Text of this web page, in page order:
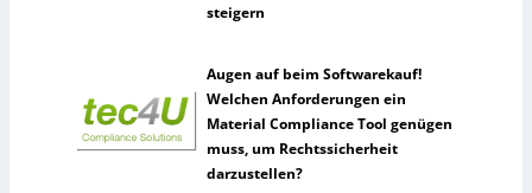
steigern
Augen auf beim Softwarekauf!
Welchen Anforderungen ein
Material Compliance Tool genügen
muss, um Rechtssicherheit
darzustellen?